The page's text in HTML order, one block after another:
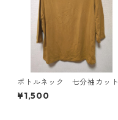
ボトルネック 七分袖カット
ソー ４Ｌ マスタード KA
E-4816
¥1,500